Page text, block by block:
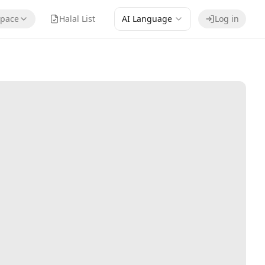
Halal List AI Language Log in